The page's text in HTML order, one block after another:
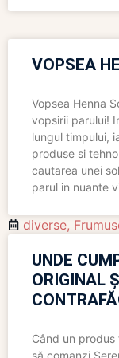
VOPSEA
Vopsea Henna
vopsirii parului!
lungul timpului,
produse si
cautarea unei
parul in nuante
diverse,
UNDE
ORIGINAL
Când un